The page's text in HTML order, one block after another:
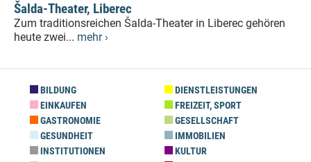
Šalda-Theater, Liberec
Zum traditionsreichen Šalda-Theater in Liberec gehören
heute zwei... mehr ›
BILDUNG
DIENSTLEISTUNGEN
EINKAUFEN
FREIZEIT, SPORT
GASTRONOMIE
GESELLSCHAFT
GESUNDHEIT
IMMOBILIEN
INSTITUTIONEN
KULTUR